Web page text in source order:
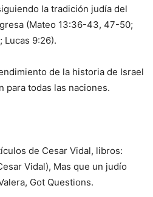
la tradición judía del
(Mateo 13:36-43, 47-50;
Lucas 9:26).
de la historia de Israel
para todas las naciones.
de Cesar Vidal, libros:
Vidal), Mas que un judío
Got Questions.